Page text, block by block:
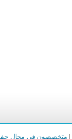
| متخصصون في مجال حفر